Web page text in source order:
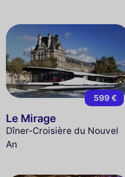
599 €
Le Mirage
Dîner-Croisière du Nouvel
An